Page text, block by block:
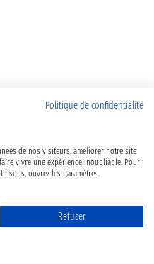
Politique de confidentialité
de nos visiteurs, améliorer notre site
vivre une expérience inoubliable. Pour
ouvrez les paramètres.
Refuser